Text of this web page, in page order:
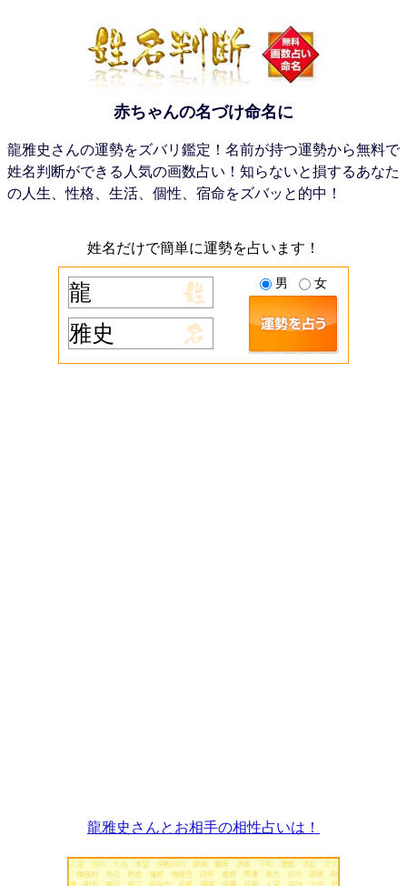
赤ちゃんの名づけ命名に
龍雅史さんの運勢をズバリ鑑定！名前が持つ運勢から無料で
姓名判断ができる人気の画数占い！知らないと損するあなた
の人生、性格、生活、個性、宿命をズバッと的中！
姓名だけで簡単に運勢を占います！
男 女
龍雅史さんとお相手の相性占いは！